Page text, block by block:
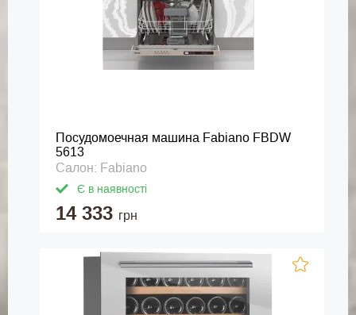
Посудомоечная машина Fabiano FBDW
5613
Салон: Fabiano
Є в наявності
14 333 грн